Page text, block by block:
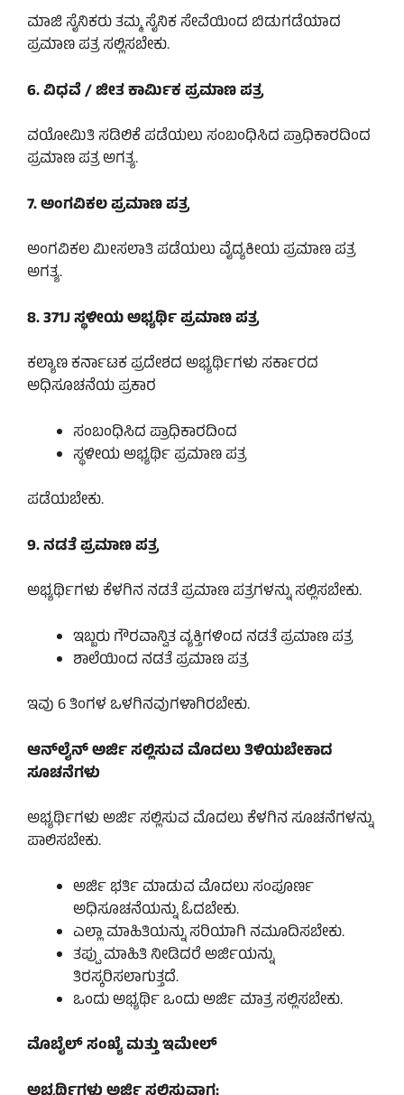
ಮಾಜಿ ಸೈನಿಕರು ತಮ್ಮ ಸೈನಿಕ ಸೇವೆಯಿಂದ ಬಿಡುಗಡೆಯಾದ
ಪ್ರಮಾಣ ಪತ್ರ ಸಲ್ಲಿಸಬೇಕು.
6. ವಿಧವೆ / ಜೀತ ಕಾರ್ಮಿಕ ಪ್ರಮಾಣ ಪತ್ರ
ವಯೋಮಿತಿ ಸಡಿಲಿಕೆ ಪಡೆಯಲು ಸಂಬಂಧಿಸಿದ ಪ್ರಾಧಿಕಾರದಿಂದ
ಪ್ರಮಾಣ ಪತ್ರ ಅಗತ್ಯ.
7. ಅಂಗವಿಕಲ ಪ್ರಮಾಣ ಪತ್ರ
ಅಂಗವಿಕಲ ಮೀಸಲಾತಿ ಪಡೆಯಲು ವೈದ್ಯಕೀಯ ಪ್ರಮಾಣ ಪತ್ರ
ಅಗತ್ಯ.
8. 371J ಸ್ಥಳೀಯ ಅಭ್ಯರ್ಥಿ ಪ್ರಮಾಣ ಪತ್ರ
ಕಲ್ಯಾಣ ಕರ್ನಾಟಕ ಪ್ರದೇಶದ ಅಭ್ಯರ್ಥಿಗಳು ಸರ್ಕಾರದ
ಅಧಿಸೂಚನೆಯ ಪ್ರಕಾರ
ಸಂಬಂಧಿಸಿದ ಪ್ರಾಧಿಕಾರದಿಂದ
ಸ್ಥಳೀಯ ಅಭ್ಯರ್ಥಿ ಪ್ರಮಾಣ ಪತ್ರ
ಪಡೆಯಬೇಕು.
9. ನಡತೆ ಪ್ರಮಾಣ ಪತ್ರ
ಅಭ್ಯರ್ಥಿಗಳು ಕೆಳಗಿನ ನಡತೆ ಪ್ರಮಾಣ ಪತ್ರಗಳನ್ನು ಸಲ್ಲಿಸಬೇಕು.
ಇಬ್ಬರು ಗೌರವಾನ್ವಿತ ವ್ಯಕ್ತಿಗಳಿಂದ ನಡತೆ ಪ್ರಮಾಣ ಪತ್ರ
ಶಾಲೆಯಿಂದ ನಡತೆ ಪ್ರಮಾಣ ಪತ್ರ
ಇವು 6 ತಿಂಗಳ ಒಳಗಿನವುಗಳಾಗಿರಬೇಕು.
ಆನ್‌ಲೈನ್ ಅರ್ಜಿ ಸಲ್ಲಿಸುವ ಮೊದಲು ತಿಳಿಯಬೇಕಾದ
ಸೂಚನೆಗಳು
ಅಭ್ಯರ್ಥಿಗಳು ಅರ್ಜಿ ಸಲ್ಲಿಸುವ ಮೊದಲು ಕೆಳಗಿನ ಸೂಚನೆಗಳನ್ನು
ಪಾಲಿಸಬೇಕು.
ಅರ್ಜಿ ಭರ್ತಿ ಮಾಡುವ ಮೊದಲು ಸಂಪೂರ್ಣ
ಅಧಿಸೂಚನೆಯನ್ನು ಓದಬೇಕು.
ಎಲ್ಲಾ ಮಾಹಿತಿಯನ್ನು ಸರಿಯಾಗಿ ನಮೂದಿಸಬೇಕು.
ತಪ್ಪು ಮಾಹಿತಿ ನೀಡಿದರೆ ಅರ್ಜಿಯನ್ನು
ತಿರಸ್ಕರಿಸಲಾಗುತ್ತದೆ.
ಒಂದು ಅಭ್ಯರ್ಥಿ ಒಂದು ಅರ್ಜಿ ಮಾತ್ರ ಸಲ್ಲಿಸಬೇಕು.
ಮೊಬೈಲ್ ಸಂಖ್ಯೆ ಮತ್ತು ಇಮೇಲ್